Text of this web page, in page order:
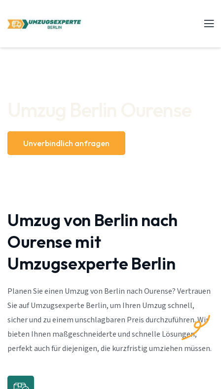
Unverbindlich anfragen
Umzug von Berlin nach
Ourense mit
Umzugsexperte Berlin
Planen Sie einen Umzug von Berlin nach Ourense? Vertrauen
Sie auf Umzugsexperte Berlin, um Ihren Umzug schnell,
sicher und zu einem unschlagbaren Preis durchzuführen. Wir
bieten Ihnen maßgeschneiderte und schnelle Lösungen,
perfekt auch für diejenigen, die kurzfristig umziehen müssen.